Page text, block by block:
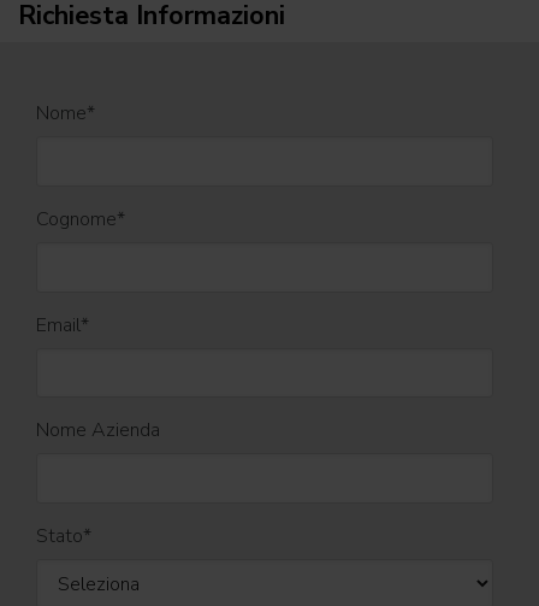
Richiesta Informazioni
Nome*
Cognome*
Email*
Nome Azienda
Stato*